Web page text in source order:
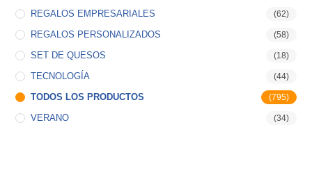
REGALOS EMPRESARIALES (62)
REGALOS PERSONALIZADOS (58)
SET DE QUESOS (18)
TECNOLOGÍA (44)
TODOS LOS PRODUCTOS (795)
VERANO (34)